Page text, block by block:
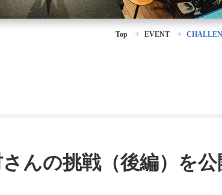
Top EVENT
んの挑戦（後編）を公